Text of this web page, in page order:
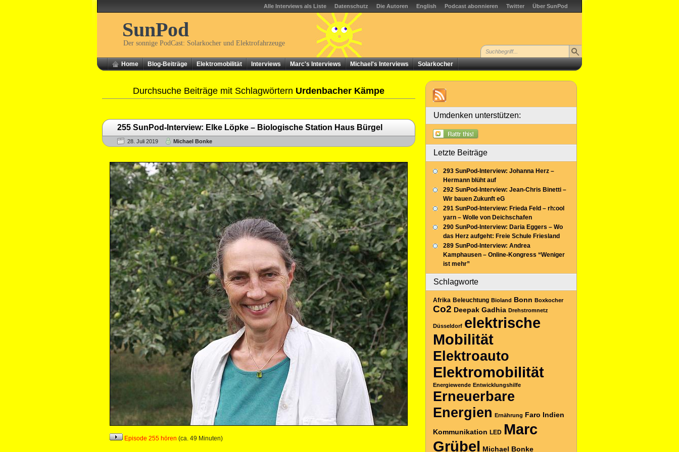
Alle Interviews als Liste Datenschutz Die Autoren English Podcast abonnieren Twitter Über SunPod
SunPod
Der sonnige PodCast: Solarkocher und Elektrofahrzeuge
Home Blog-Beiträge Elektromobilität Interviews Marc's Interviews Michael's Interviews Solarkocher
Durchsuche Beiträge mit Schlagwörtern Urdenbacher Kämpe
255 SunPod-Interview: Elke Löpke – Biologische Station Haus Bürgel
28. Juli 2019 Michael Bonke
Episode 255 hören (ca. 49 Minuten)
Umdenken unterstützen:
Letzte Beiträge
293 SunPod-Interview: Johanna Herz –
Hermann blüht auf
292 SunPod-Interview: Jean-Chris Binetti –
Wir bauen Zukunft eG
291 SunPod-Interview: Frieda Feld – rh:ool
yarn – Wolle von Deichschafen
290 SunPod-Interview: Daria Eggers – Wo
das Herz aufgeht: Freie Schule Friesland
289 SunPod-Interview: Andrea
Kamphausen – Online-Kongress “Weniger
ist mehr”
Schlagworte
Afrika Beleuchtung Bioland Bonn Boxkocher
Co2 Deepak Gadhia Drehstromnetz
Düsseldorf elektrische
Mobilität
Elektroauto
Elektromobilität
Energiewende Entwicklungshilfe
Erneuerbare
Energien Ernährung Faro Indien
Kommunikation LED Marc
Grübel Michael Bonke